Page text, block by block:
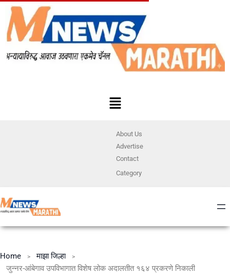
About Us
Advertise
Contact
Category
Home
माझा जिल्हा
जुन्नर-आंबेगाव उपविभागात विशेष लोक अदालतीत १६४ प्रकरणे निकाली